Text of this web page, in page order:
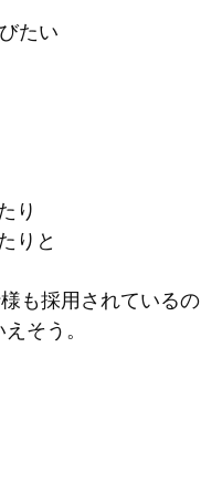
たい
り
りと
も採用されているの
そう。